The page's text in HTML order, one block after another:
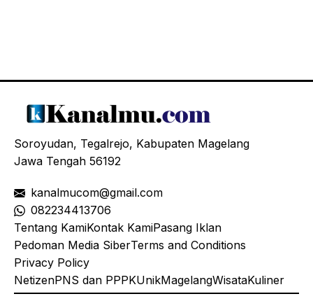
Soroyudan, Tegalrejo, Kabupaten Magelang
Jawa Tengah 56192
kanalmucom@gmail.com
082234413706
Tentang KamiKontak KamiPasang Iklan
Pedoman Media SiberTerms and Conditions
Privacy Policy
NetizenPNS dan PPPKUnikMagelangWisataKuliner